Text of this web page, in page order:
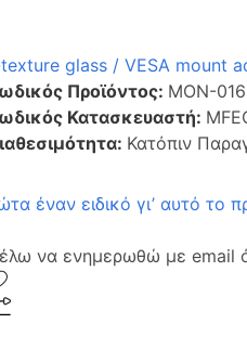
glass / VESA mount
Προϊόντος: MON-
Κατασκευαστή:
Κατόπιν
έναν ειδικό γι’ αυτό το
να ενημερωθώ με email